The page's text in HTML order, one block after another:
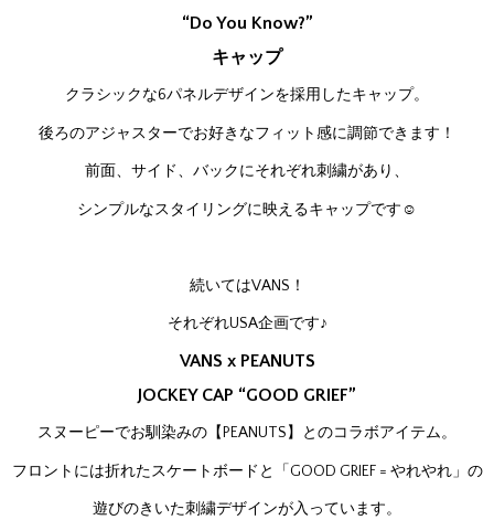
“Do You Know?”
キャップ
クラシックな6パネルデザインを採用したキャップ。
後ろのアジャスターでお好きなフィット感に調節できます！
前面、サイド、バックにそれぞれ刺繍があり、
シンプルなスタイリングに映えるキャップです☺
続いてはVANS！
それぞれUSA企画です♪
VANS x PEANUTS
JOCKEY CAP “GOOD GRIEF”
スヌーピーでお馴染みの【PEANUTS】とのコラボアイテム。
フロントには折れたスケートボードと「GOOD GRIEF = やれやれ」の
遊びのきいた刺繍デザインが入っています。